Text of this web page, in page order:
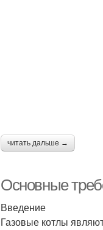
читать дальше →
Основные
Введение
Газовые котлы